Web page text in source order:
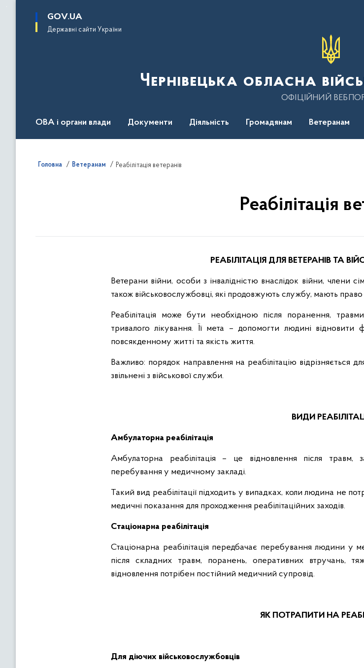
основного
GOV.UA
Державні сайти України
Чернівецька обласна
ОФІЦІЙНИЙ
ОВА і органи влади Документи Діяльність Громадянам Ветеранам
Головна Ветеранам Реабілітація ветеранів
Реабілітація
РЕАБІЛІТАЦІЯ ДЛЯ ВЕТЕРАНІВ ТА
Ветерани війни, особи з інвалідністю внаслідок війни, члени
також військовослужбовці, які продовжують службу, мають
Реабілітація може бути необхідною після поранення,
тривалого лікування. Її мета – допомогти людині відновити
повсякденному житті та якість життя.
Важливо: порядок направлення на реабілітацію відрізняється
звільнені з військової служби.
ВИДИ
Амбулаторна реабілітація
Амбулаторна реабілітація – це відновлення після травм,
перебування у медичному закладі.
Такий вид реабілітації підходить у випадках, коли людина не
медичні показання для проходження реабілітаційних заходів.
Стаціонарна реабілітація
Стаціонарна реабілітація передбачає перебування людини
після складних травм, поранень, оперативних втручань,
відновлення потрібен постійний медичний супровід.
ЯК ПОТРАПИТИ НА
Для діючих військовослужбовців